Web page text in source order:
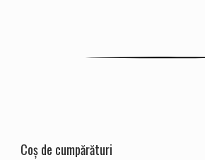
Coș de cumpărături